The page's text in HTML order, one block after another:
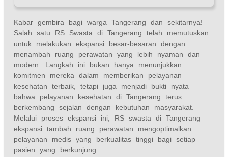
Kabar gembira bagi warga Tangerang dan sekitarnya!
Salah satu RS Swasta di Tangerang telah memutuskan
untuk melakukan ekspansi besar-besaran dengan
menambah ruang perawatan yang lebih nyaman dan
modern. Langkah ini bukan hanya menunjukkan
komitmen mereka dalam memberikan pelayanan
kesehatan terbaik, tetapi juga menjadi bukti nyata
bahwa pelayanan kesehatan di Tangerang terus
berkembang sejalan dengan kebutuhan masyarakat.
Melalui proses ekspansi ini, RS swasta di Tangerang
ekspansi tambah ruang perawatan mengoptimalkan
pelayanan medis yang berkualitas tinggi bagi setiap
pasien yang berkunjung.